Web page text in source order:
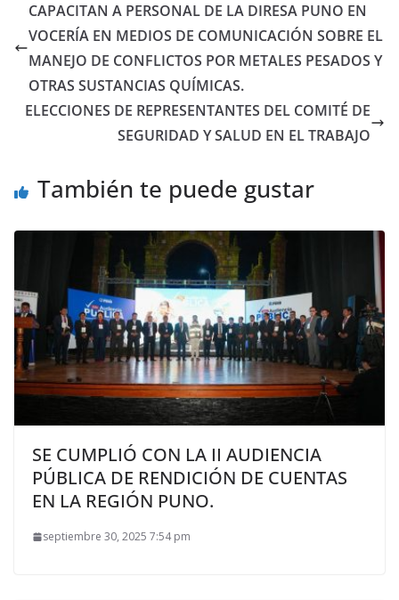
CAPACITAN A PERSONAL DE LA DIRESA PUNO EN
VOCERÍA EN MEDIOS DE COMUNICACIÓN SOBRE EL
MANEJO DE CONFLICTOS POR METALES PESADOS Y
OTRAS SUSTANCIAS QUÍMICAS.
ELECCIONES DE REPRESENTANTES DEL COMITÉ DE
SEGURIDAD Y SALUD EN EL TRABAJO
También te puede gustar
SE CUMPLIÓ CON LA II AUDIENCIA
PÚBLICA DE RENDICIÓN DE CUENTAS
EN LA REGIÓN PUNO.
septiembre 30, 2025 7:54 pm